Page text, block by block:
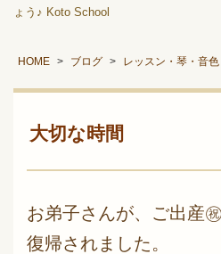
ょう♪ Koto School
HOME ブログ レッスン・琴・音
大切な時間
お弟子さんが、ご出産
復帰されました。